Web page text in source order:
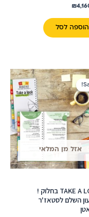
₪
הוספה לסל
אזל מן המלאי
TAKE A LOOK בחלוק !
השלם לסטאז'ר
המחיר
המקורי
היה:
₪293.00.
המחיר
הנוכחי
הוא:
₪234.00.